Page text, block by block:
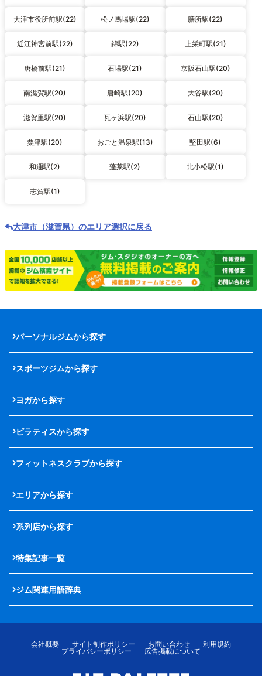
大津市役所前駅(22) 松ノ馬場駅(22) 膳所駅(22)
近江神宮前駅(22) 錦駅(22) 上栄町駅(21)
唐橋前駅(21) 石場駅(21) 京阪石山駅(20)
南滋賀駅(20) 唐崎駅(20) 大谷駅(20)
滋賀里駅(20) 瓦ヶ浜駅(20) 石山駅(20)
粟津駅(20) おごと温泉駅(13) 堅田駅(6)
和邇駅(2) 蓬莱駅(2) 北小松駅(1)
志賀駅(1)
大津市（滋賀県）のエリア選択に戻る
パーソナルジムから探す
スポーツジムから探す
ヨガから探す
ピラティスから探す
フィットネスクラブから探す
エリアから探す
系列店から探す
特集記事一覧
ジム関連用語辞典
会社概要 サイト制作ポリシー お問い合わせ
利用規約
プライバシーポリシー
広告掲載について